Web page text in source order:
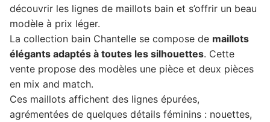
découvrir les lignes de maillots bain et s’offrir un beau
modèle à prix léger.
La collection bain Chantelle se compose de maillots
élégants adaptés à toutes les silhouettes. Cette
vente propose des modèles une pièce et deux pièces
en mix and match.
Ces maillots affichent des lignes épurées,
agrémentées de quelques détails féminins : nouettes,